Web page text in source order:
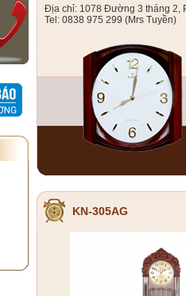
Địa chỉ: 1078 Đường 3 tháng 2,
Tel: 0838 975 299 (Mrs Tuyền)
KN-305AG